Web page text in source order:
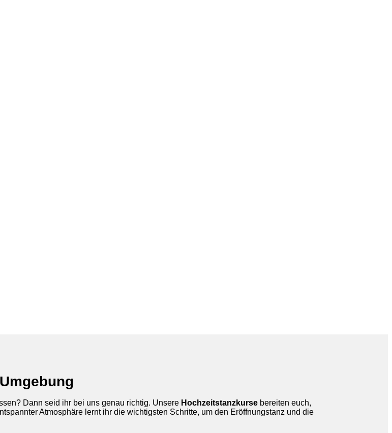
Dann seid ihr bei uns genau richtig. Unsere Hochzeitstanzkurse bereiten euch,
Atmosphäre lernt ihr die wichtigsten Schritte, um den Eröffnungstanz und die